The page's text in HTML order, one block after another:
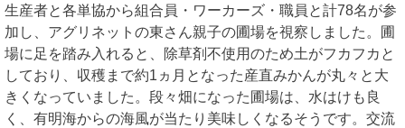
生産者と各単協から組合員・ワーカーズ・職員と計78名が参
加し、アグリネットの東さん親子の圃場を視察しました。圃
場に足を踏み入れると、除草剤不使用のため土がフカフカと
しており、収穫まで約1ヵ月となった産直みかんが丸々と大
きくなっていました。段々畑になった圃場は、水はけも良
く、有明海からの海風が当たり美味しくなるそうです。交流